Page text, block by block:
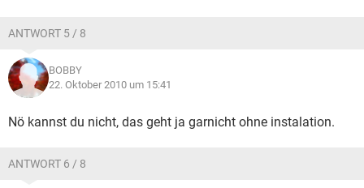
ANTWORT 5 / 8
BOBBY
22. Oktober 2010 um 15:41
Nö kannst du nicht, das geht ja garnicht ohne instalation.
ANTWORT 6 / 8